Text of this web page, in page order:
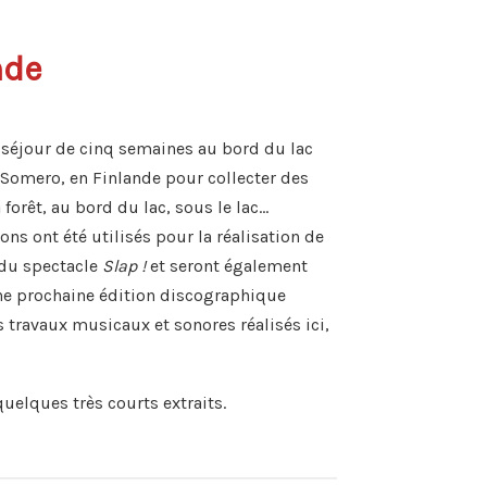
de cinq semaines au bord du lac
en Finlande pour collecter des
forêt, au bord du lac, sous le lac…
ont été utilisés pour la réalisation de
spectacle Slap !et seront également
prochaine édition discographique
travaux musicaux et sonores réalisés ici,
très courts extraits.